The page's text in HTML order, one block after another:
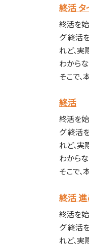
終活 タ
終活を
グ 終活
れど、実
わからな
そこで
終活
終活を
グ 終活
れど、実
わからな
そこで
終活
終活を
グ 終活
れど、実